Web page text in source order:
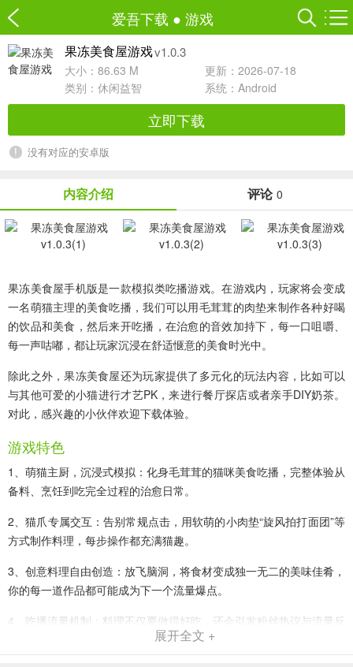
爱吾下载 ● 游戏
果冻美食屋游戏v1.0.3
大小：86.63 M
更新：2026-07-18
类别： 休闲益智 系统：Android
立即下载
没有对应的安卓版
内容介绍 评论 0
果冻美食屋手机版是一款模拟类吃播游戏。在游戏内，玩家将会变成
一名萌猫主理的美食吃播，我们可以用毛茸茸的肉垫来制作各种好喝
的饮品和美食，然后来开吃播，在治愈的音效加持下，每一口咀嚼、
每一声咕嘟，都让玩家沉浸在舒适惬意的美食时光中。
除此之外，果冻美食屋还为玩家提供了多元化的玩法内容，比如可以
与其他可爱的小猫进行才艺PK，来进行餐厅探店或者亲手DIY奶茶。
对此，感兴趣的小伙伴欢迎下载体验。
游戏特色
1、萌猫主厨，沉浸式模拟：化身毛茸茸的猫咪美食吃播，完整体验从
备料、烹饪到吃完全过程的治愈日常。
2、猫爪专属交互：告别常规点击，用软萌的小肉垫“旋风拍打面团”等
方式制作料理，每步操作都充满猫趣。
3、创意料理自由创造：放飞脑洞，将食材变成独一无二的美味佳肴，
你的每一道作品都可能成为下一个流量爆点。
4、吃播流量机制：料理不仅要做得好吃，还会引发粉丝热议与流量反
馈，体验当红萌宠博主的成就感。展开全文 +